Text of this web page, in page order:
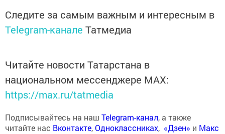
Следите за самым важным и интересным в
Telegram-канале Татмедиа
Читайте новости Татарстана в
национальном мессенджере MАХ:
https://max.ru/tatmedia
Подписывайтесь на наш Telegram-канал, а также
читайте нас Вконтакте,Одноклассниках, «Дзен» и Макс